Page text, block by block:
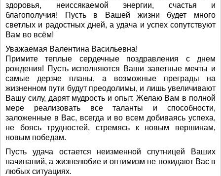
здоровья, неиссякаемой энергии, счастья и
благополучия! Пусть в Вашей жизни будет много
светлых и радостных дней, а удача и успех сопутствуют
Вам во всём!
Уважаемая Валентина Васильевна!
Примите теплые сердечные поздравления с днем
рождения! Пусть исполняются Ваши заветные мечты и
самые дерзче планы, а возможные преграды на
жизненном пути будут преодолимы, и лишь увеличивают
Вашу силу, дарят мудрость и опыт. Желаю Вам в полной
мере реализовать все таланты и способности,
заложенные в Вас, всегда и во всем добиваясь успеха,
не боясь трудностей, стремясь к новым вершинам,
новым победам.
Пусть удача остается неизменной спутницей Ваших
начинаний, а жизнелюбие и оптимизм не покидают Вас в
любых ситуациях.